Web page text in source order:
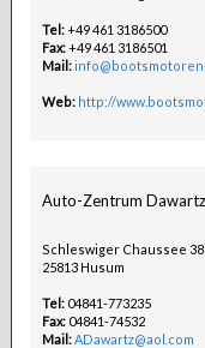
Tel:+49 461 3186500
Fax:+49 461 3186501
Mail:info@bootsmotoren-
Web: http://
Auto-Zentrum
Schleswiger Chaussee 38
25813 Husum
Tel:04841-773235
Fax:04841-74532
Mail:ADawartz@aol.com